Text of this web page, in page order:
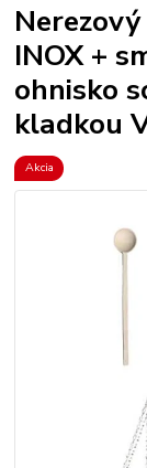
INOX +
ohnisko
kladkou
Akcia